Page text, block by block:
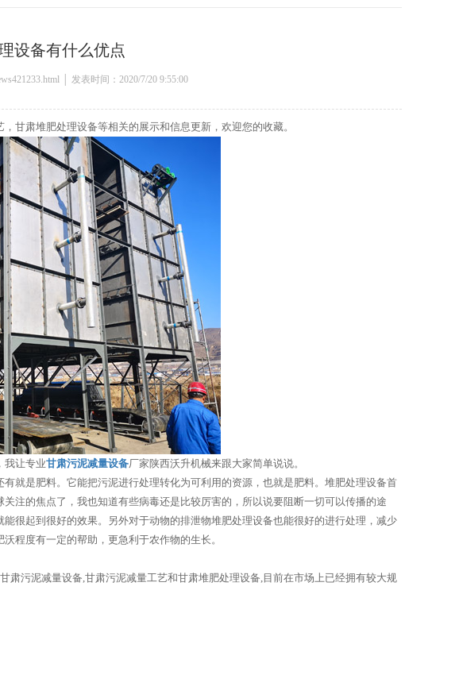
设备有什么优点
│ 发表时间：2020/7/20 9:55:00
，甘肃堆肥处理设备等相关的展示和信息更新，欢迎您的收藏。
我让专业甘肃污泥减量设备厂家陕西沃升机械来跟大家简单说说。
就是肥料。它能把污泥进行处理转化为可利用的资源，也就是肥料。堆肥处理设备首
注的焦点了，我也知道有些病毒还是比较厉害的，所以说要阻断一切可以传播的途
很起到很好的效果。另外对于动物的排泄物堆肥处理设备也能很好的进行处理，减少
程度有一定的帮助，更急利于农作物的生长。
污泥减量设备,甘肃污泥减量工艺和甘肃堆肥处理设备,目前在市场上已经拥有较大规